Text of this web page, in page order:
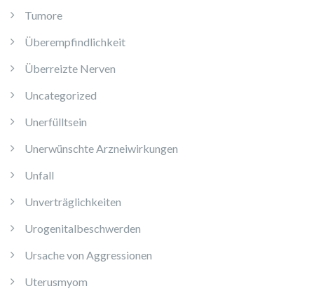
Tumore
Überempfindlichkeit
Überreizte Nerven
Uncategorized
Unerfülltsein
Unerwünschte Arzneiwirkungen
Unfall
Unverträglichkeiten
Urogenitalbeschwerden
Ursache von Aggressionen
Uterusmyom